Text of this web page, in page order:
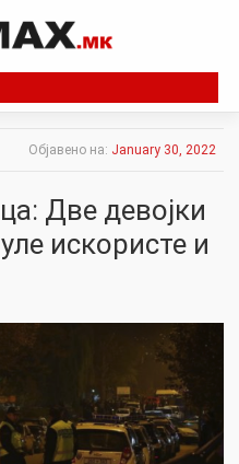
Објавено на: January 30, 2022
Две девојки
искористе и